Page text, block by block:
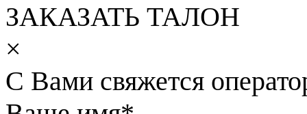
ЗАКАЗАТЬ ТАЛОН
×
С Вами свяжется